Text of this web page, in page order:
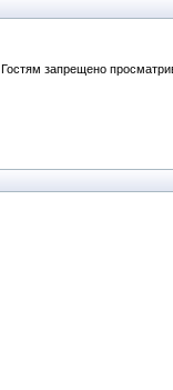
Гостям запрещено